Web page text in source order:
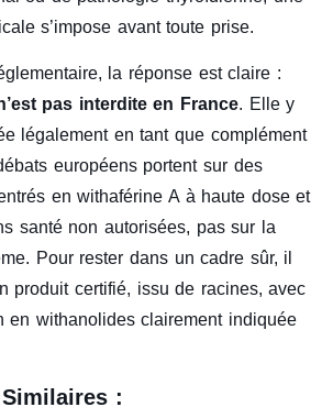
s’impose avant toute prise.
la réponse est claire :
pas interdite en France. Elle y
légalement en tant que complément
européens portent sur des
en withaférine A à haute dose et
santé non autorisées, pas sur la
Pour rester dans un cadre sûr, il
produit certifié, issu de racines, avec
en withanolides clairement indiquée
: